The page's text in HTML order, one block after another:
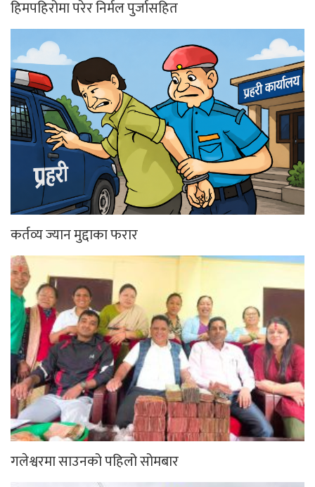
हिमपहिरोमा परेर निर्मल पुर्जासहित
कर्तव्य ज्यान मुद्दाका फरार
गलेश्वरमा साउनको पहिलो सोमबार